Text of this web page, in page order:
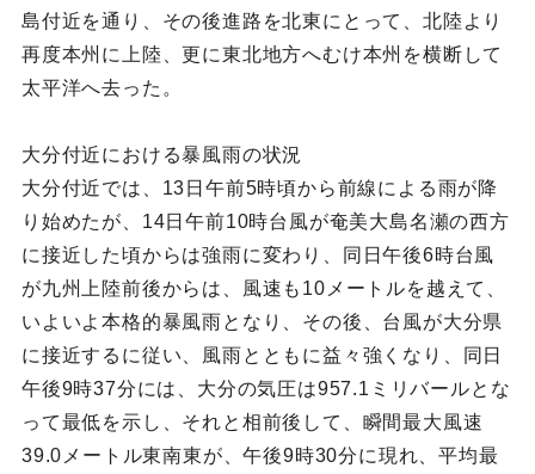
島付近を通り、その後進路を北東にとって、北陸より
再度本州に上陸、更に東北地方へむけ本州を横断して
太平洋へ去った。
大分付近における暴風雨の状況
大分付近では、13日午前5時頃から前線による雨が降
り始めたが、14日午前10時台風が奄美大島名瀬の西方
に接近した頃からは強雨に変わり、同日午後6時台風
が九州上陸前後からは、風速も10メートルを越えて、
いよいよ本格的暴風雨となり、その後、台風が大分県
に接近するに従い、風雨とともに益々強くなり、同日
午後9時37分には、大分の気圧は957.1ミリバールとな
って最低を示し、それと相前後して、瞬間最大風速
39.0メートル東南東が、午後9時30分に現れ、平均最